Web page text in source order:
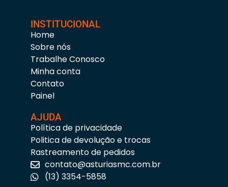
INSTITUCIONAL
Home
Sobre nós
Trabalhe Conosco
Minha conta
Contato
Painel
AJUDA
Política de privacidade
Politica de devolução e trocas
Rastreamento de pedidos
contato@asturiasmc.com.br
(13) 3354-5858